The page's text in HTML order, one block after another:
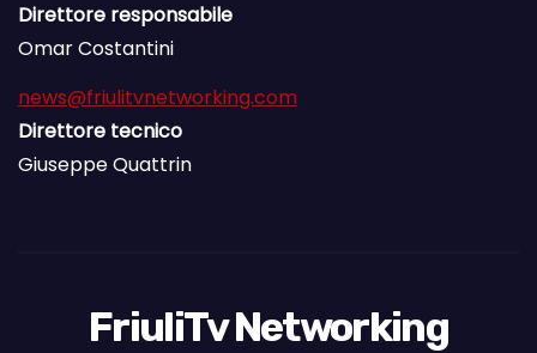
Direttore responsabile
Omar Costantini
news@friulitvnetworking.com
Direttore tecnico
Giuseppe Quattrin
FriuliTv Networking